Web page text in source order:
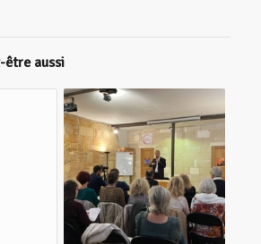
être aussi